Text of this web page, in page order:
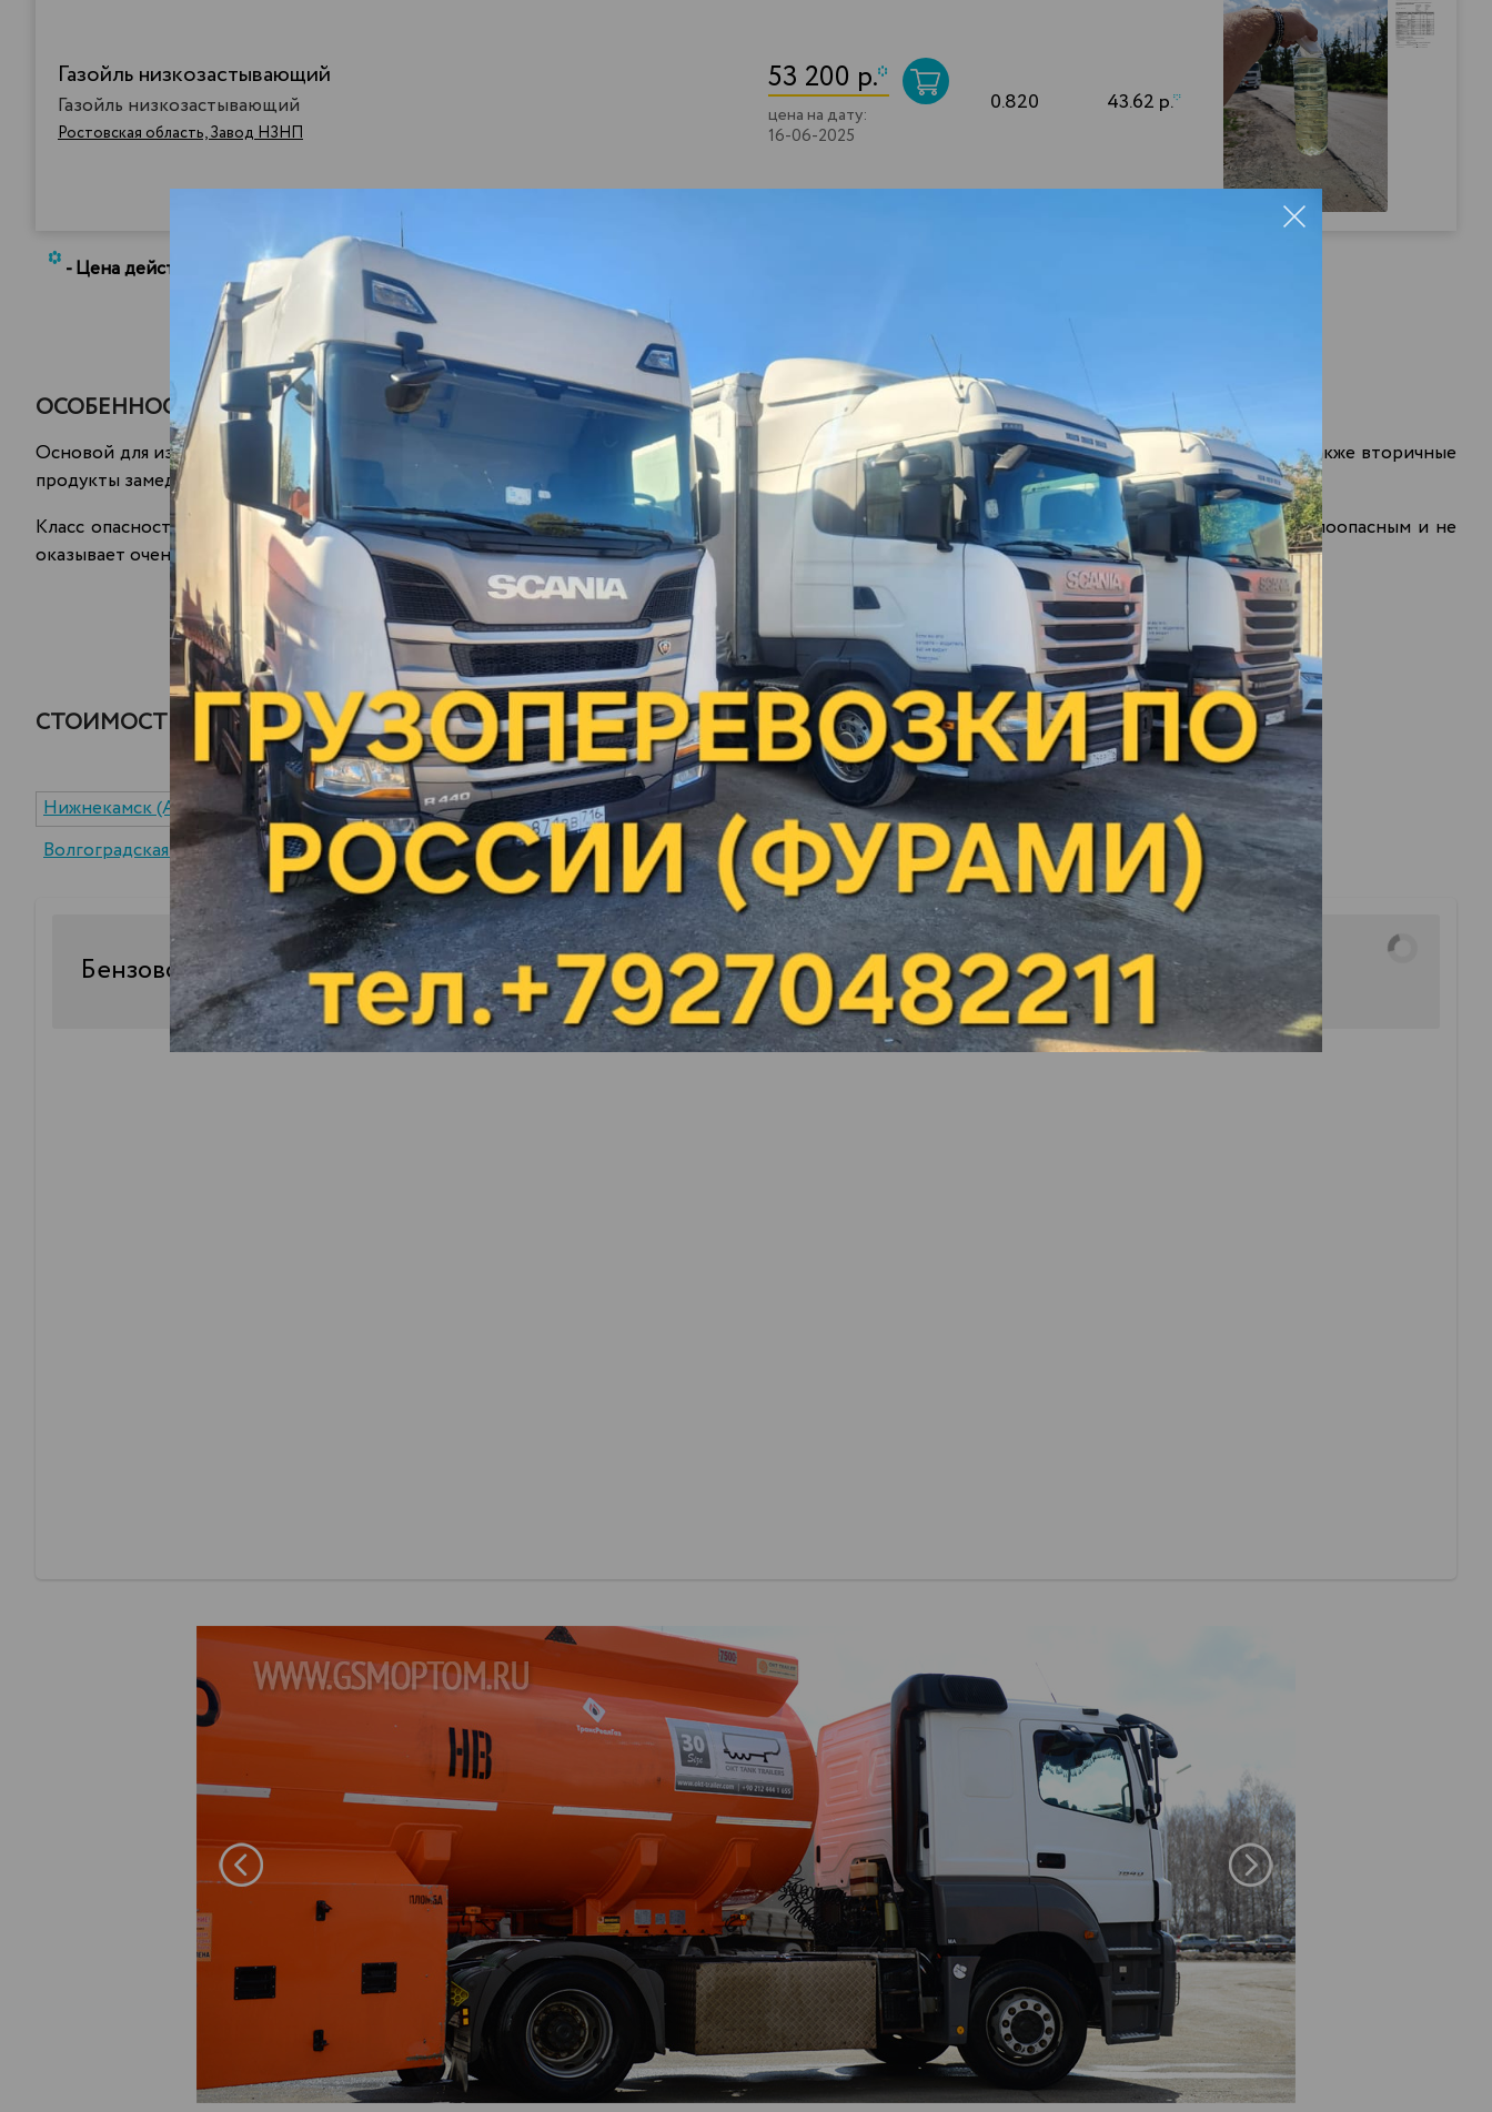
Газойль низкозастывающий
Газойль низкозастывающий
Ростовская область, Завод НЗНП
53 200 р.*
цена на дату:
16-06-2025
0.820 43.62 р.*
* - Цена действительна при условии заказа доставки нашим транспортом
ОСОБЕННОСТИ ДТФ/СМТ
Основой для изготовления этого горючего служат вакуумные и атмосферные дистилляторы (как гидроочищенные, так и негидроочищенные), а также вторичные
продукты замедленного коксования − лёгкие газойли.
Класс опасности дизельной технологической фракции (судового маловязкого топлива) − 4 (ГОСТ 12.1.007). Это значит, что продукт являетсямалоопасным и не
оказывает очень вредного воздействия на человеческий организм.
Купить ДТф/СМТ в
г.Люберцы
СТОИМОСТЬ ДОСТАВКИ ДТФ/СМТ ДО Г. ЛЮБЕРЦЫ
Нижнекамск (АО "ТАНЕКО") пгт. Новоспасское (Ульяновская область) (НПЗ "НС-Ойл")
Ростовская область (Завод НЗНП)
Волгоградская область (Завод Экотон)
Бензовоз30куб. —стоимость доставки до города Люберцы:
стоимость доставки 1 литра до города Люберцы: стоимость доставки 1 тонны до города Люберцы: